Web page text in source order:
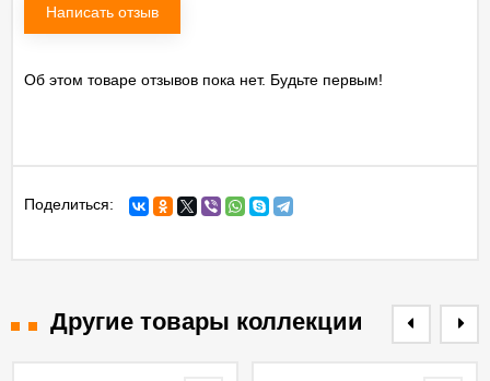
Написать отзыв
Об этом товаре отзывов пока нет. Будьте первым!
Поделиться:
Другие товары коллекции